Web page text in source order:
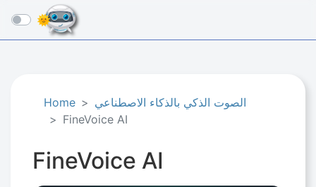
☰
Home
الصوت الذكي بالذكاء الاصطناعي
FineVoice AI
FineVoice AI